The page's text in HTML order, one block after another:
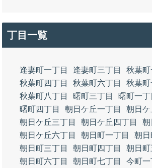
丁目一覧
逢妻町一丁目 逢妻町三丁目
秋葉町
秋葉町四丁目
秋葉町六丁目
秋葉町
秋葉町八丁目
曙町三丁目
曙町一丁
曙町四丁目
朝日ケ丘一丁目
朝日ケ
朝日ケ丘三丁目
朝日ケ丘四丁目
朝
朝日ケ丘六丁目
朝日町一丁目
朝日
朝日町三丁目
朝日町四丁目
朝日町
朝日町六丁目
朝日町七丁目
今町一